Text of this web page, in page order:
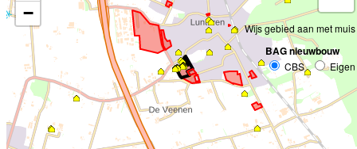
−
Wijs gebied aan met muis
BAG nieuwbouw
CBS Eigen